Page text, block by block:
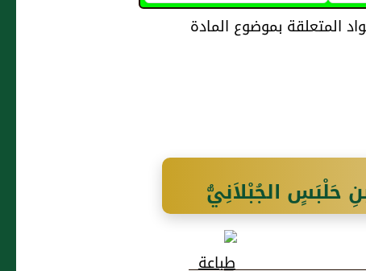
حَلْبَسٍ الجُبْلاَنِيُّ